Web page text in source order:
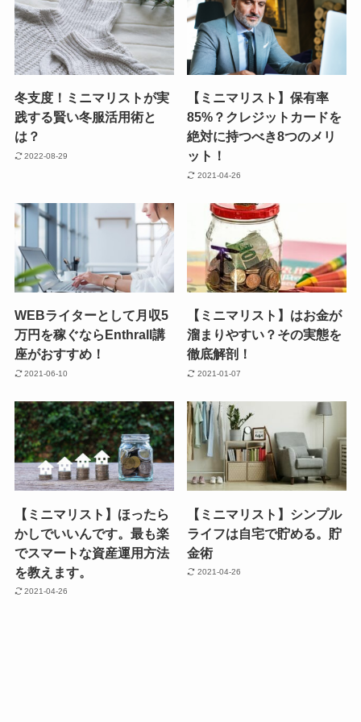
冬支度！ミニマリストが実
践する賢い冬服活用術と
は？
2022-08-29
【ミニマリスト】保有率
85%？クレジットカードを
絶対に持つべき8つのメリ
ット！
2021-04-26
WEBライターとして月収5
万円を稼ぐならEnthrall講
座がおすすめ！
2021-06-10
【ミニマリスト】はお金が
溜まりやすい？その実態を
徹底解剖！
2021-01-07
【ミニマリスト】ほったら
かしでいいんです。最も楽
でスマートな資産運用方法
を教えます。
2021-04-26
【ミニマリスト】シンプル
ライフは自宅で貯める。貯
金術
2021-04-26